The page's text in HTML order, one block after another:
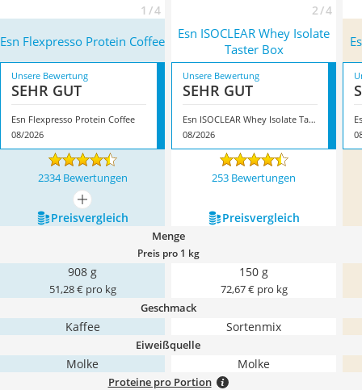
1 / 4 2 / 4
Esn Flexpresso Protein Coffee
Esn ISOCLEAR Whey Isolate
Taster Box
Unsere Bewertung
SEHR GUT
Esn Flexpresso Protein Coffee
08/2026
Unsere Bewertung
SEHR GUT
Esn ISOCLEAR Whey Isolate Taster Box
08/2026
2334 Bewertungen 253 Bewertungen
mehr anzeigen
Preis­vergleich
Preis­vergleich
Menge
Preis pro 1 kg
908 g
51,28 € pro kg
150 g
72,67 € pro kg
Geschmack
Kaffee Sortenmix
Eiweißquelle
Molke Molke
Proteine pro Portion